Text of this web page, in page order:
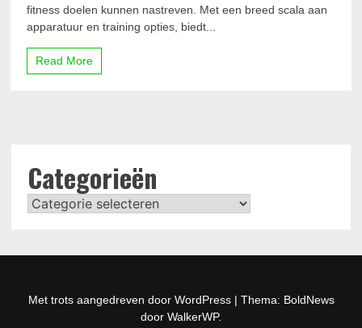
fitness doelen kunnen nastreven. Met een breed scala aan
apparatuur en training opties, biedt...
Read More
Categorieën
Categorieën
Met trots aangedreven door WordPress | Thema: BoldNews
door WalkerWP.